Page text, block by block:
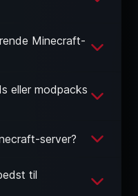
Minecraft-
eller modpacks
server?
til